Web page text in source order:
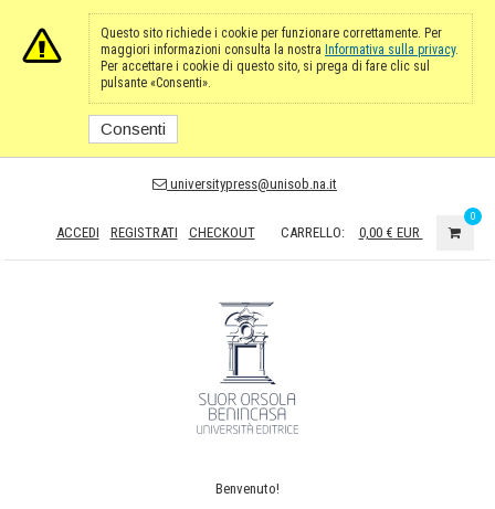
Questo sito richiede i cookie per funzionare correttamente. Per
maggiori informazioni consulta la nostra Informativa sulla privacy.
Per accettare i cookie di questo sito, si prega di fare clic sul
pulsante «Consenti».
Consenti
universitypress@unisob.na.it
ACCEDI REGISTRATI CHECKOUT CARRELLO: 0,00 € EUR
0
Benvenuto!